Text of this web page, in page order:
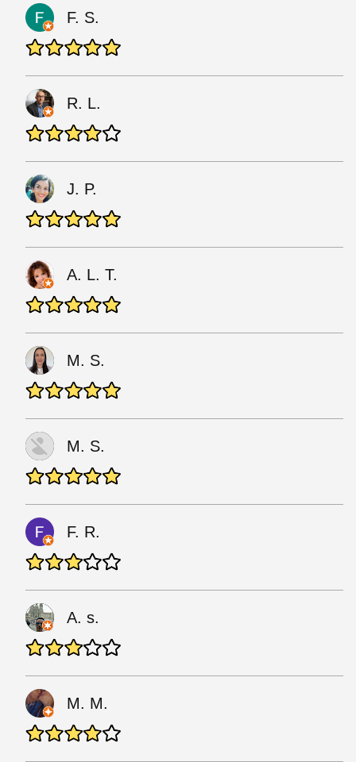
F. S.
R. L.
J. P.
A. L. T.
M. S.
M. S.
F. R.
A. s.
M. M.